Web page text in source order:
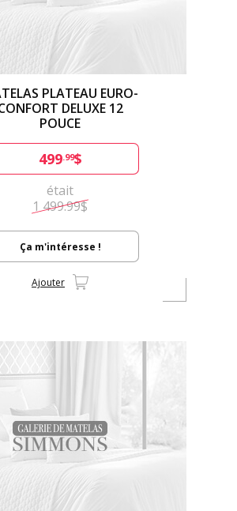
PLATEAU EURO-
DELUXE 12
POUCE
499.99$
était
1 499.99$
Ça m'intéresse !
Ajouter